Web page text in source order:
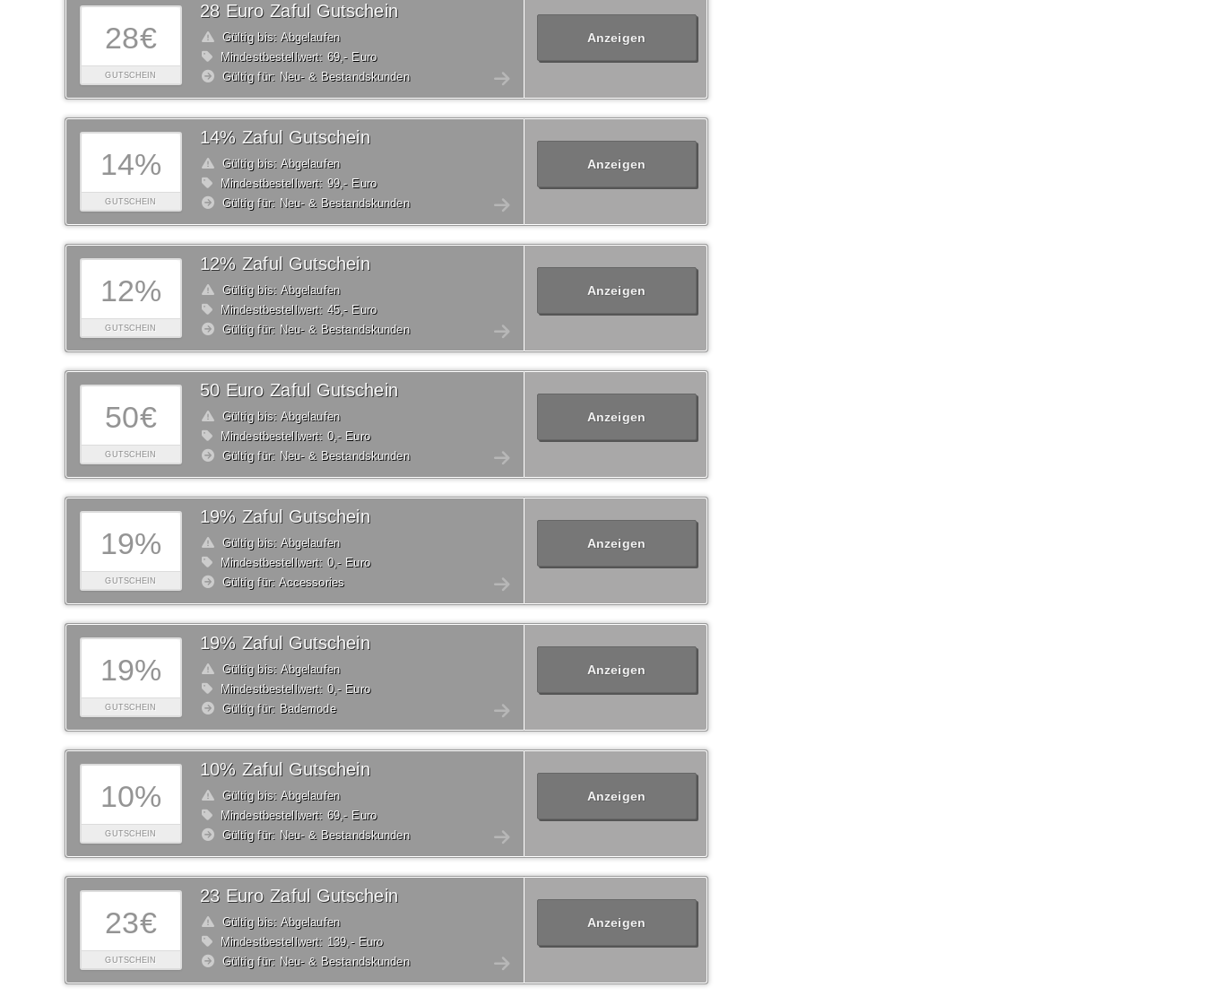
28€
GUTSCHEIN
28 Euro Zaful Gutschein
Gültig bis: Abgelaufen
Mindestbestellwert: 69,- Euro
Gültig für: Neu- & Bestandskunden
Anzeigen
14%
GUTSCHEIN
14% Zaful Gutschein
Gültig bis: Abgelaufen
Mindestbestellwert: 99,- Euro
Gültig für: Neu- & Bestandskunden
Anzeigen
12%
GUTSCHEIN
12% Zaful Gutschein
Gültig bis: Abgelaufen
Mindestbestellwert: 45,- Euro
Gültig für: Neu- & Bestandskunden
Anzeigen
50€
GUTSCHEIN
50 Euro Zaful Gutschein
Gültig bis: Abgelaufen
Mindestbestellwert: 0,- Euro
Gültig für: Neu- & Bestandskunden
Anzeigen
19%
GUTSCHEIN
19% Zaful Gutschein
Gültig bis: Abgelaufen
Mindestbestellwert: 0,- Euro
Gültig für: Accessories
Anzeigen
19%
GUTSCHEIN
19% Zaful Gutschein
Gültig bis: Abgelaufen
Mindestbestellwert: 0,- Euro
Gültig für: Bademode
Anzeigen
10%
GUTSCHEIN
10% Zaful Gutschein
Gültig bis: Abgelaufen
Mindestbestellwert: 69,- Euro
Gültig für: Neu- & Bestandskunden
Anzeigen
23€
GUTSCHEIN
23 Euro Zaful Gutschein
Gültig bis: Abgelaufen
Mindestbestellwert: 139,- Euro
Gültig für: Neu- & Bestandskunden
Anzeigen